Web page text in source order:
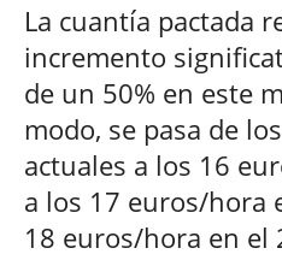
La cuantía pactada
incremento
de un 50% en este
modo, se pasa de
actuales a los 16
a los 17 euros/hora
18 euros/hora en el